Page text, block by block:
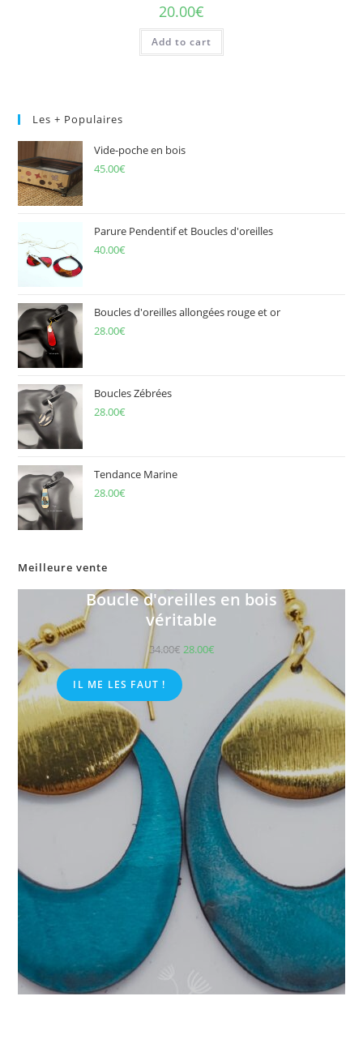
20.00€
Add to cart
Les + Populaires
Vide-poche en bois
45.00€
Parure Pendentif et Boucles d'oreilles
40.00€
Boucles d'oreilles allongées rouge et or
28.00€
Boucles Zébrées
28.00€
Tendance Marine
28.00€
Meilleure vente
Boucle d'oreilles en bois
véritable
34.00€ 28.00€
IL ME LES FAUT !